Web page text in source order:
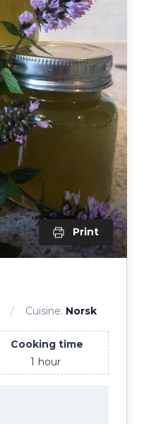
Print
Cuisine: Norsk
Cooking time
1 hour